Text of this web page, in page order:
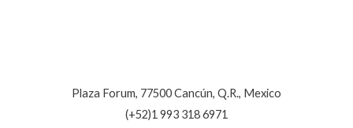
Plaza Forum, 77500 Cancún, Q.R., Mexico
(+52)1 993 318 6971